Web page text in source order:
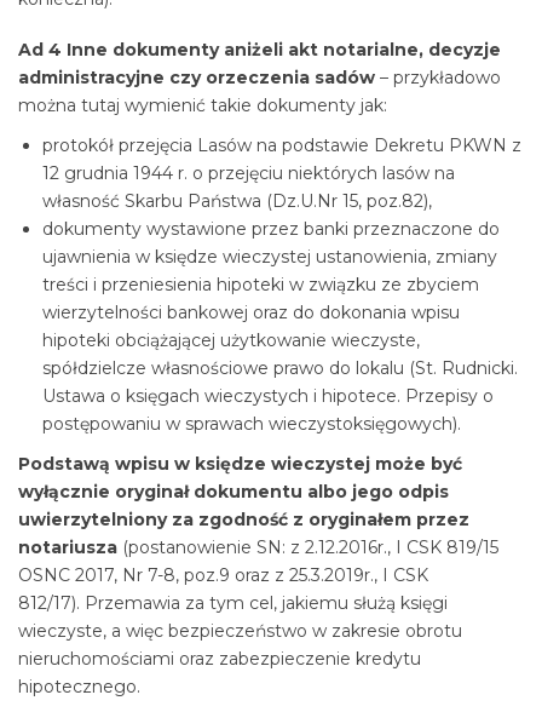
Ad 4 Inne dokumenty aniżeli akt notarialne, decyzje
administracyjne czy orzeczenia sadów – przykładowo
można tutaj wymienić takie dokumenty jak:
protokół przejęcia Lasów na podstawie Dekretu PKWN z
12 grudnia 1944 r. o przejęciu niektórych lasów na
własność Skarbu Państwa (Dz.U.Nr 15, poz.82),
dokumenty wystawione przez banki przeznaczone do
ujawnienia w księdze wieczystej ustanowienia, zmiany
treści i przeniesienia hipoteki w związku ze zbyciem
wierzytelności bankowej oraz do dokonania wpisu
hipoteki obciążającej użytkowanie wieczyste,
spółdzielcze własnościowe prawo do lokalu (St. Rudnicki.
Ustawa o księgach wieczystych i hipotece. Przepisy o
postępowaniu w sprawach wieczystoksięgowych).
Podstawą wpisu w księdze wieczystej może być
wyłącznie oryginał dokumentu albo jego odpis
uwierzytelniony za zgodność z oryginałem przez
notariusza (postanowienie SN: z 2.12.2016r., I CSK 819/15
OSNC 2017, Nr 7-8, poz.9 oraz z 25.3.2019r., I CSK
812/17). Przemawia za tym cel, jakiemu służą księgi
wieczyste, a więc bezpieczeństwo w zakresie obrotu
nieruchomościami oraz zabezpieczenie kredytu
hipotecznego.